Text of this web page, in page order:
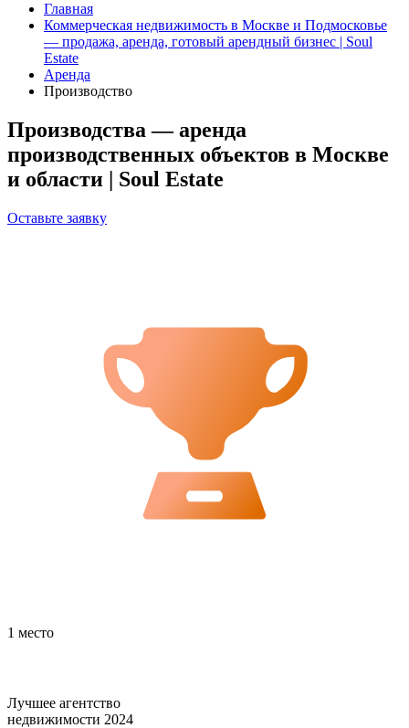
Главная
Коммерческая недвижимость в Москве и Подмосковье
— продажа, аренда, готовый арендный бизнес | Soul
Estate
Аренда
Производство
Производства — аренда
производственных объектов в Москве
и области | Soul Estate
Оставьте заявку
1 место
Лучшее агентство
недвижимости 2024